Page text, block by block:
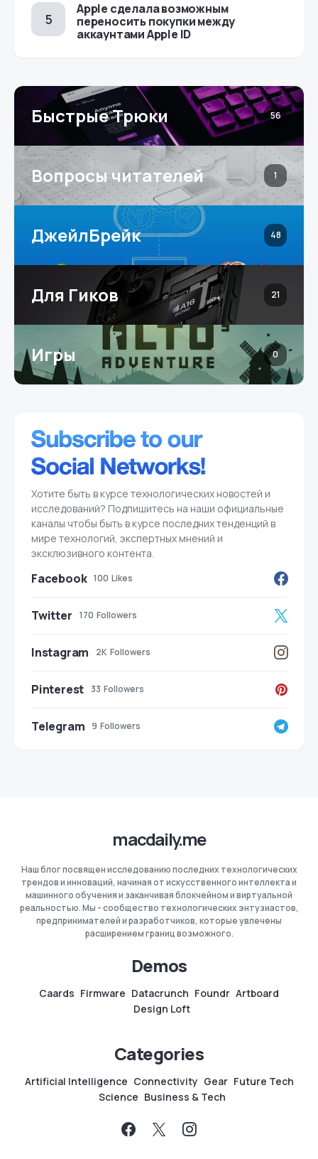
Apple сделала возможным
переносить покупки между
аккаунтами Apple ID
Быстрые Трюки 56
Вопросы читателей 1
ДжейлБрейк 48
Для Гиков 21
Игры 0
Хотите быть в курсе технологических новостей и
исследований? Подпишитесь на наши официальные
каналы чтобы быть в курсе последних тенденций в
мире технологий, экспертных мнений и
эксклюзивного контента.
Facebook 100 Likes
Twitter 170 Followers
Instagram 2K Followers
Pinterest 33 Followers
Telegram 9 Followers
macdaily.me
Наш блог посвящен исследованию последних технологических
трендов и инноваций, начиная от искусственного интеллекта и
машинного обучения и заканчивая блокчейном и виртуальной
реальностью. Мы - сообщество технологических энтузиастов,
предпринимателей и разработчиков, которые увлечены
расширением границ возможного.
Demos
Caards Firmware Datacrunch Foundr Artboard
Design Loft
Categories
Artificial Intelligence Connectivity Gear Future Tech
Science Business & Tech